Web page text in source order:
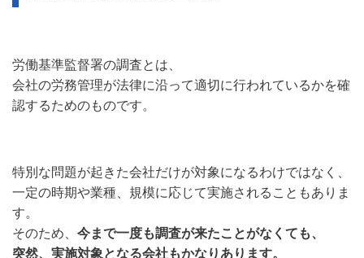
労働基準監督署の調査とは、
会社の労務管理が法律に沿って適切に行われているかを確
認するためのものです。
特別な問題が起きた会社だけが対象になるわけではなく、
一定の時期や業種、規模に応じて実施されることもありま
す。
そのため、 今まで一度も調査が来たことがなくても、
突然、実施対象となる会社もかなりあります。